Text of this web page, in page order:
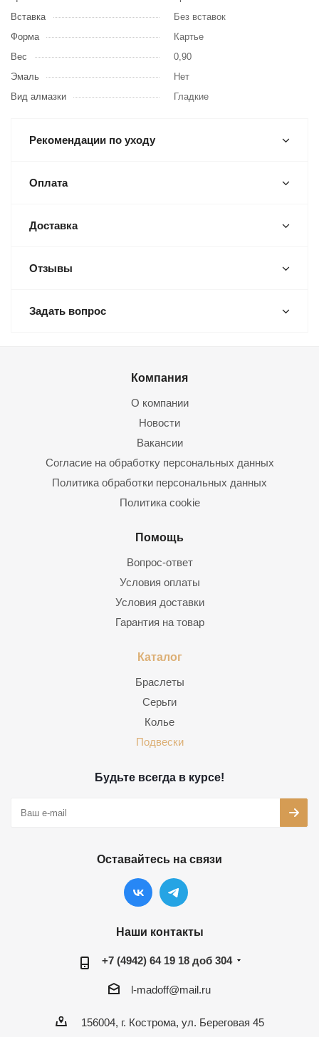
Вставка
Без вставок
Форма
Картье
Вес
0,90
Эмаль
Нет
Вид алмазки
Гладкие
Рекомендации по уходу
Оплата
Доставка
Отзывы
Задать вопрос
Компания
О компании
Новости
Вакансии
Согласие на обработку персональных данных
Политика обработки персональных данных
Политика cookie
Помощь
Вопрос-ответ
Условия оплаты
Условия доставки
Гарантия на товар
Каталог
Браслеты
Серьги
Колье
Подвески
Будьте всегда в курсе!
Оставайтесь на связи
Наши контакты
+7 (4942) 64 19 18 доб 304
l-madoff@mail.ru
156004, г. Кострома, ул. Береговая 45